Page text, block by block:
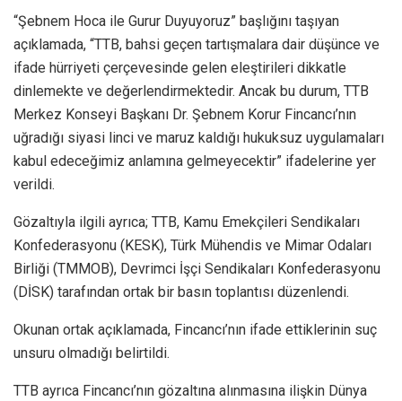
“Şebnem Hoca ile Gurur Duyuyoruz” başlığını taşıyan
açıklamada, “TTB, bahsi geçen tartışmalara dair düşünce ve
ifade hürriyeti çerçevesinde gelen eleştirileri dikkatle
dinlemekte ve değerlendirmektedir. Ancak bu durum, TTB
Merkez Konseyi Başkanı Dr. Şebnem Korur Fincancı’nın
uğradığı siyasi linci ve maruz kaldığı hukuksuz uygulamaları
kabul edeceğimiz anlamına gelmeyecektir” ifadelerine yer
verildi.
Gözaltıyla ilgili ayrıca; TTB, Kamu Emekçileri Sendikaları
Konfederasyonu (KESK), Türk Mühendis ve Mimar Odaları
Birliği (TMMOB), Devrimci İşçi Sendikaları Konfederasyonu
(DİSK) tarafından ortak bir basın toplantısı düzenlendi.
Okunan ortak açıklamada, Fincancı’nın ifade ettiklerinin suç
unsuru olmadığı belirtildi.
T TB ayrıca Fincancı’nın gözaltına alınmasına ilişkin Dünya